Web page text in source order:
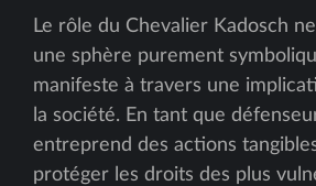
Le rôle du Chevalier Kadosch
une sphère purement
manifeste à travers une
la société. En tant que
entreprend des actions
protéger les droits des plus